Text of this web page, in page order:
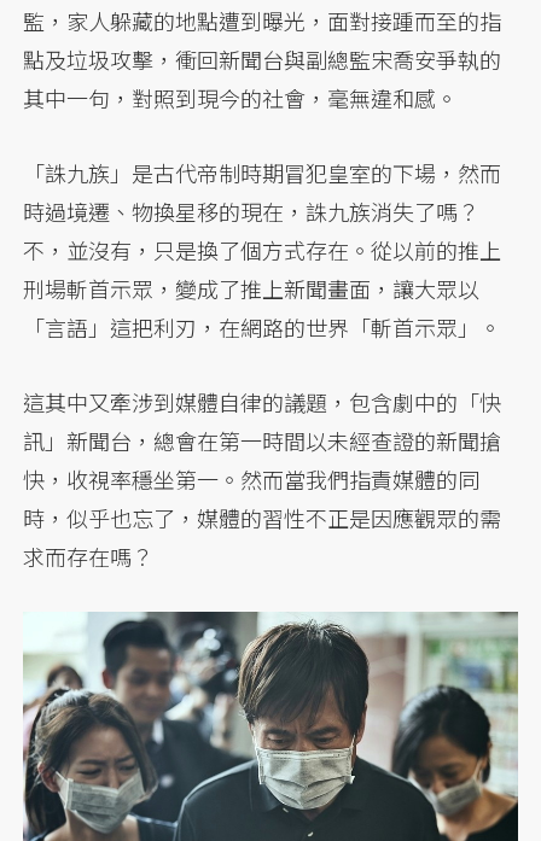
監，家人躲藏的地點遭到曝光，面對接踵而至的指
點及垃圾攻擊，衝回新聞台與副總監宋喬安爭執的
其中一句，對照到現今的社會，毫無違和感。
「誅九族」是古代帝制時期冒犯皇室的下場，然而
時過境遷、物換星移的現在，誅九族消失了嗎？
不，並沒有，只是換了個方式存在。從以前的推上
刑場斬首示眾，變成了推上新聞畫面，讓大眾以
「言語」這把利刃，在網路的世界「斬首示眾」。
這其中又牽涉到媒體自律的議題，包含劇中的「快
訊」新聞台，總會在第一時間以未經查證的新聞搶
快，收視率穩坐第一。然而當我們指責媒體的同
時，似乎也忘了，媒體的習性不正是因應觀眾的需
求而存在嗎？